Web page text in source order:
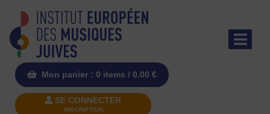
Mon panier : 0 items / 0.00 €
SE CONNECTER
INSCRIPTION